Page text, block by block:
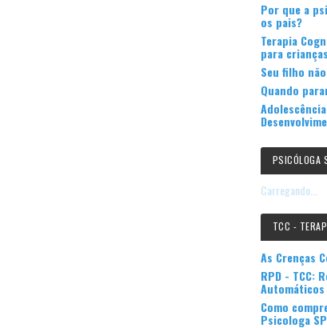
Por que a
os pais?
Terapia
para
Seu filho
Quando
PSICÓLOGA
Carregando...
TCC -
As Crenças
RPD - TCC:
Automáticos
Como
Psicologa SP